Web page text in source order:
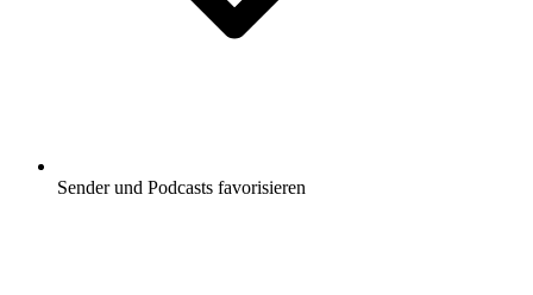
Sender und Podcasts favorisieren